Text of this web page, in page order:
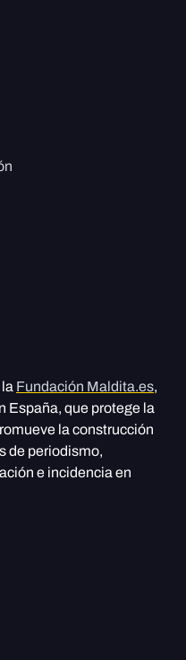
Fundación Maldita.es,
España, que protege la
la construcción
de periodismo,
e incidencia en